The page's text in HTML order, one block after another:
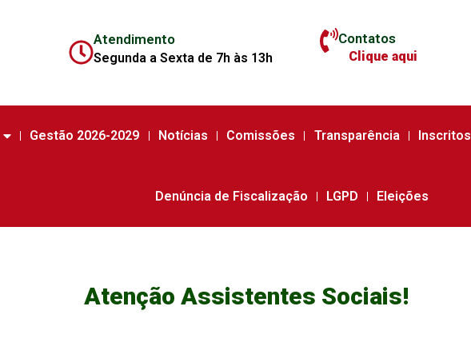
Atendimento
Segunda a Sexta de 7h às 13h
Contatos
Clique aqui
Gestão 2026-2029 Notícias Comissões Transparência Inscritos
Denúncia de Fiscalização LGPD Eleições
Atenção Assistentes Sociais!